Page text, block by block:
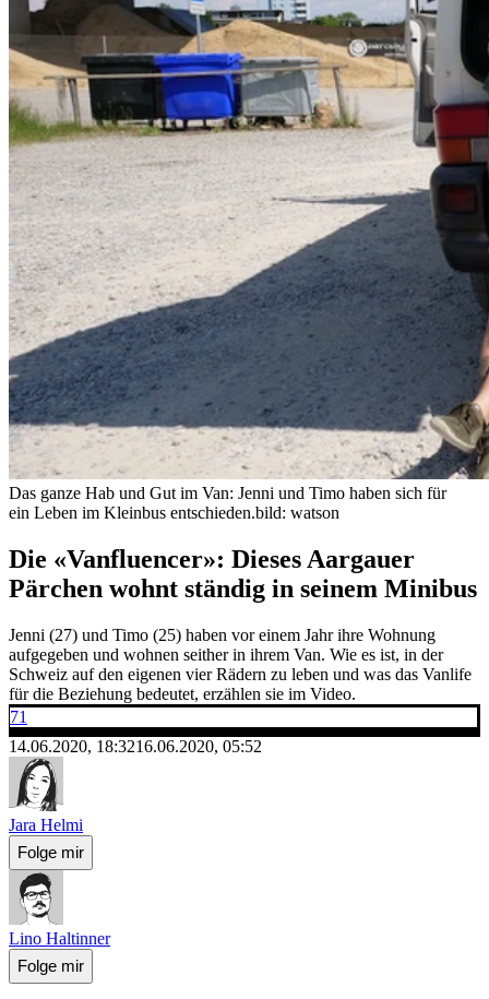
Das ganze Hab und Gut im Van: Jenni und Timo haben sich für
ein Leben im Kleinbus entschieden.bild: watson
Die «Vanfluencer»: Dieses Aargauer
Pärchen wohnt ständig in seinem Minibus
Jenni (27) und Timo (25) haben vor einem Jahr ihre Wohnung
aufgegeben und wohnen seither in ihrem Van. Wie es ist, in der
Schweiz auf den eigenen vier Rädern zu leben und was das Vanlife
für die Beziehung bedeutet, erzählen sie im Video.
71
14.06.2020, 18:3216.06.2020, 05:52
Jara Helmi
Folge mir
Lino Haltinner
Folge mir